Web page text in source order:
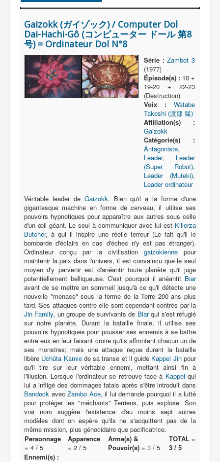
Personnage
Transformation
Équipement
Mecha
Objet
Lieu
Entourage
Antagoniste
Monstre
Autre
Animal
Race
Archétype
Récurrent
Subalterne
Allié
Identité humaine
Malfaiteur
[]
Tous
Leader
Gaizokk (ガイゾック) / Computer Dol
Dai-Hachi-Gô (コンピューター ドール 第8
号) = Ordinateur Dol N°8
Série : Zambot 3
(1977)
Épisode(s) :10 +
19-20 + 22-23
(Destruction)
Voix :
Watabe
Takeshi (渡部 猛)
Affiliation(s) :
Gaizokk
Catégorie(s) :
Antagoniste,
Leader, Leader
(Super Robot),
Leader (Muteki),
Leader ordinateur
Véritable leader de Gaizokk. Bien qu'il a la forme d'une
gigantesque machine en forme de cerveau, il utilise ses
pouvoirs hypnotiques pour apparaître aux autres sous celle
d'un œil géant. Le seul à communiquer avec lui est Killerza
Butcher, à qui il inspire une réelle terreur (Le fait qu'il le
bombarde d'éclairs en cas d'échec n'y est pas étranger).
Ordinateur conçu par la civilisation gaizokienne pour
maintenir la paix dans l'univers, il est convaincu que le seul
moyen d'y parvenir est d'anéantir toute planète qu'il juge
potentiellement belliqueuse. C'est pourquoi il anéantit Biar
avant de se mettre en sommeil jusqu'à ce qu'il détecte une
nouvelle "menace" sous la forme de la Terre 200 ans plus
tard. Ses attaques contre elle sont cependant contrés par la
Jin Family, un groupe de survivants de Biarqui s'est réfugié
sur notre planète. Durant la bataille finale, il utilise ses
pouvoirs hypnotiques pour pousser ses ennemis à se battre
entre eux en leur faisant croire qu'ils affrontent chacun un de
ses monstres; mais une attaque reçue durant la bataille
libère Uchûta Kamiede sa transe et il guide Kappei Jinpour
qu'il tire sur leur véritable ennemi, mettant ainsi fin à
l'illusion. Lorsque l'ordinateur se retrouve face à Kappeiqui
lui a infligé des dommages fatals après s'être introduit dans
Bandock avec Zambo Ace, il lui demande pourquoi il a lutté
pour protéger les "méchants" Terriens, puis explose. Son
vrai nom suggère l'existence d'au moins sept autres
modèles dont on espère qu'ils ne s'acquittent pas de la
même mission, plus génocidaire que pacificatrice.
Personnage
= 4 / 5
Apparence
= 2 / 5
Arme(s) &
Pouvoir(s) = 3 / 5
TOTAL =
3 / 5
Ennemi(s) :